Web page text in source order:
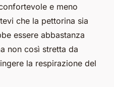
e meno
che la pettorina sia
essere abbastanza
non così stretta da
la respirazione del